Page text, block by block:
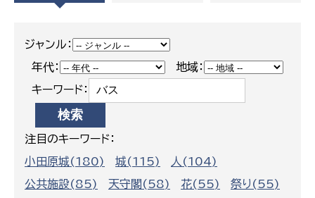
ジャンル：
年代：
地域：
キーワード：
注目のキーワード：
小田原城(180)
城(115)
人(104)
公共施設(85)
天守閣(58) 花(55)
祭り(55)